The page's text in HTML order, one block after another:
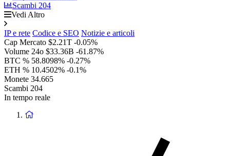
Scambi 204
Vedi Altro
IP e rete Codice e SEO Notizie e articoli
Cap Mercato $2.21T -0.05%
Volume 24o $33.36B -61.87%
BTC % 58.8098% -0.27%
ETH % 10.4502% -0.1%
Monete 34.665
Scambi 204
In tempo reale